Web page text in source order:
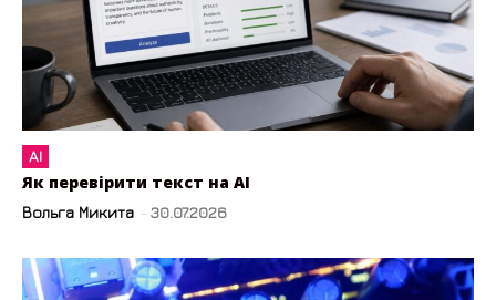
AI
Як перевірити текст на AI
Вольга Микита - 30.07.2026